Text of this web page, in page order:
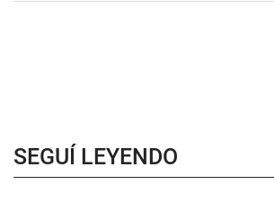
SEGUÍ LEYENDO